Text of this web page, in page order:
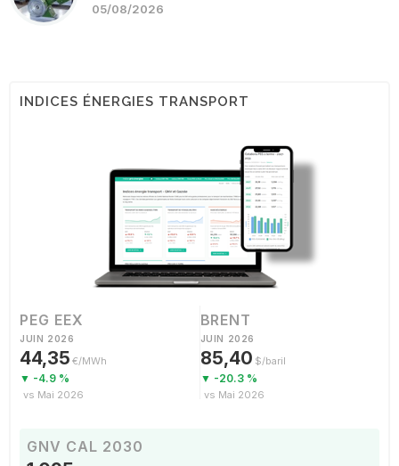
05/08/2026
INDICES ÉNERGIES TRANSPORT
PEG EEX
JUIN 2026
44,35 €/MWh
▼ -4.9 %
vs Mai 2026
BRENT
JUIN 2026
85,40 $/baril
▼ -20.3 %
vs Mai 2026
GNV CAL 2030